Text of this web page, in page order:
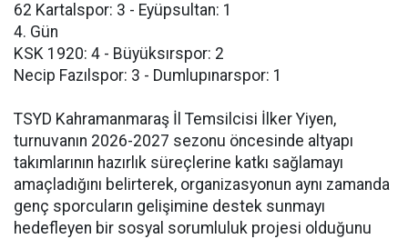
62 Kartalspor: 3 - Eyüpsultan: 1
4. Gün
KSK 1920: 4 - Büyüksırspor: 2
Necip Fazılspor: 3 - Dumlupınarspor: 1
TSYD Kahramanmaraş İl Temsilcisi İlker Yiyen,
turnuvanın 2026-2027 sezonu öncesinde altyapı
takımlarının hazırlık süreçlerine katkı sağlamayı
amaçladığını belirterek, organizasyonun aynı zamanda
genç sporcuların gelişimine destek sunmayı
hedefleyen bir sosyal sorumluluk projesi olduğunu